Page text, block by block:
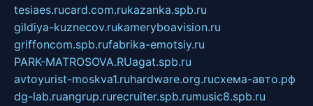
tesiaes.rucard.com.rukazanka.spb.ru
gildiya-kuznecov.rukameryboavision.ru
griffoncom.spb.rufabrika-emotsiy.ru
PARK-MATROSOVA.RUagat.spb.ru
avtoyurist-moskva1.ruhardware.org.ruсхема-авто.рф
dg-lab.ruangrup.rurecruiter.spb.rumusic8.spb.ru